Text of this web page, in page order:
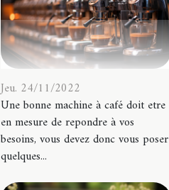
Jeu. 24/11/2022
Une bonne machine à café doit etre
en mesure de repondre à vos
besoins, vous devez donc vous poser
quelques...